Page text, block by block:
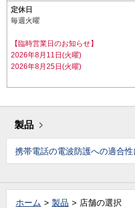
定休日
毎週火曜
【臨時営業日のお知らせ】
2026年8月11日(火曜)
2026年8月25日(火曜)
製品
携帯電話の電波防護への適合性
ホーム 製品 店舗の選択